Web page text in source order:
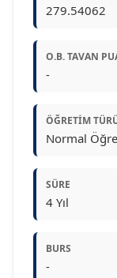
279.54062
O.B. TAVAN
-
ÖĞRETIM
Normal
SÜRE
4 Yıl
BURS
-